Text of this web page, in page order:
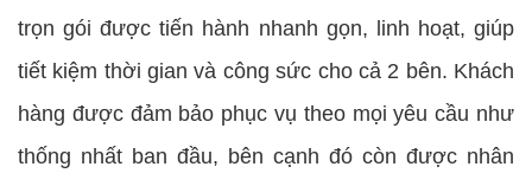
trọn gói được tiến hành nhanh gọn, linh hoạt, giúp
tiết kiệm thời gian và công sức cho cả 2 bên. Khách
hàng được đảm bảo phục vụ theo mọi yêu cầu như
thống nhất ban đầu, bên cạnh đó còn được nhân